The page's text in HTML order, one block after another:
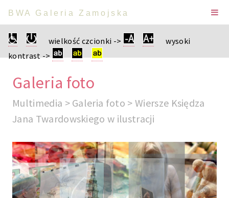
BWA Galeria Zamojska
wielkość czcionki ->
wysoki
kontrast ->
Galeria foto
Multimedia > Galeria foto > Wiersze Księdza
Jana Twardowskiego w ilustracji